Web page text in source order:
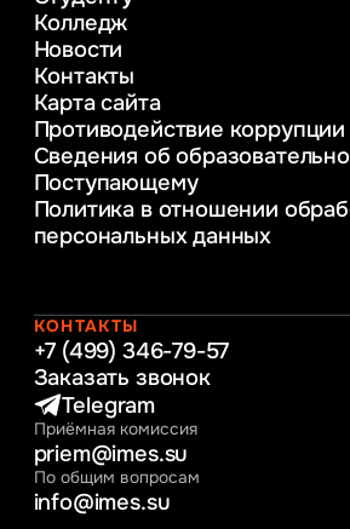
в образовании
Веб-дизайн
Управление инновационным
предприятия
Уголовное право
Информационные
Информационное и
обеспечение бизнес
Управление человеческими
Интернет-маркетинг
Колледж
Новости
Контакты
Карта сайта
Противодействие коррупции
Сведения об
Поступающему
Политика в отношении
персональных данных
КОНТАКТЫ
+7 (499) 346-79-57
Заказать звонок
Telegram
Приёмная комиссия
priem@imes.su
По общим вопросам
info@imes.su